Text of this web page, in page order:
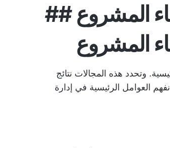
المشروع ##
المشروع
وتحدد هذه المجالات نتائج
العوامل الرئيسية في إدارة